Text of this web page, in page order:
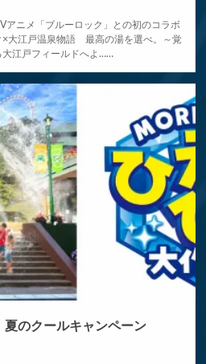
アニメ「ブルーロック」との初のコラボ
×大江戸温泉物語 最高の湯を選べ。～覚
江戸フィールドへよ……
のクールキャンペーン